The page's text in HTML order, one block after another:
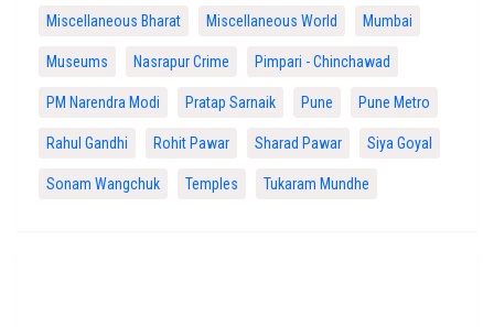
Miscellaneous Bharat Miscellaneous World Mumbai
Museums Nasrapur Crime Pimpari - Chinchawad
PM Narendra Modi Pratap Sarnaik Pune Pune Metro
Rahul Gandhi Rohit Pawar Sharad Pawar Siya Goyal
Sonam Wangchuk Temples Tukaram Mundhe